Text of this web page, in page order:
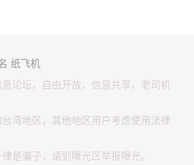
纸飞机
论坛，自由开放，信息共享，老司机
湾地区，其他地区用户考虑使用法律
是骗子，请到曝光区举报曝光。